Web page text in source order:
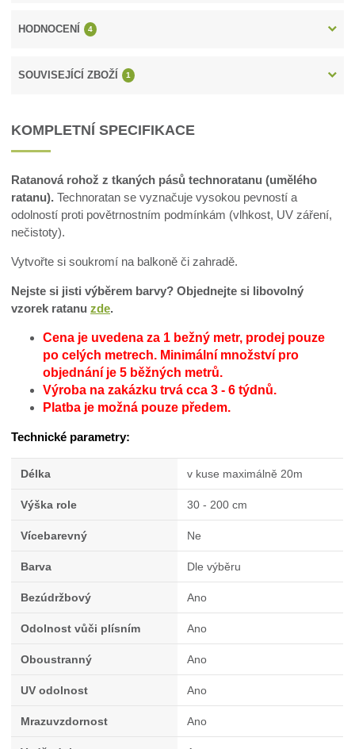
HODNOCENÍ 4
SOUVISEJÍCÍ ZBOŽÍ 1
KOMPLETNÍ SPECIFIKACE
Ratanová rohož z tkaných pásů technoratanu (umělého
ratanu). Technoratan se vyznačuje vysokou pevností a
odolností proti povětrnostním podmínkám (vlhkost, UV záření,
nečistoty).
Vytvořte si soukromí na balkoně či zahradě.
Nejste si jisti výběrem barvy? Objednejte si libovolný
vzorek ratanuzde.
Cena je uvedena za 1 bežný metr, prodej pouze
po celých metrech. Minimální množství pro
objednání je 5 běžných metrů.
Výroba na zakázku trvá cca 3 - 6 týdnů.
Platba je možná pouze předem.
Technické parametry:
Délka v kuse maximálně 20m
Výška role 30 - 200 cm
Vícebarevný Ne
Barva Dle výběru
Bezúdržbový Ano
Odolnost vůči plísním Ano
Oboustranný Ano
UV odolnost Ano
Mrazuvzdornost Ano